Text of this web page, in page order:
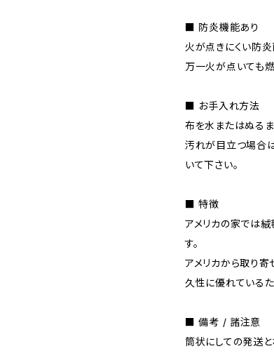
■ 防炎機能あり
火が点きにくい防炎
万一火が点いても燃
■ お手入れ方法
布を水またはぬるま
汚れが目立つ場合
いて下さい。
■ 特徴
アメリカの家では絨
す。
アメリカから取り
久性に優れている
■ 備考 / 諸注意
筒状にしての発送と